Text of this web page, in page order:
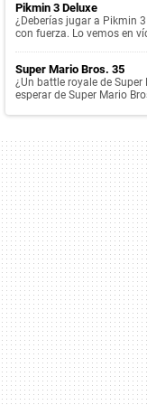
Pikmin 3 Deluxe
¿Deberías jugar a Pikmin
con fuerza. Lo vemos en
Super Mario Bros. 35
¿Un battle royale de
esperar de Super Mario